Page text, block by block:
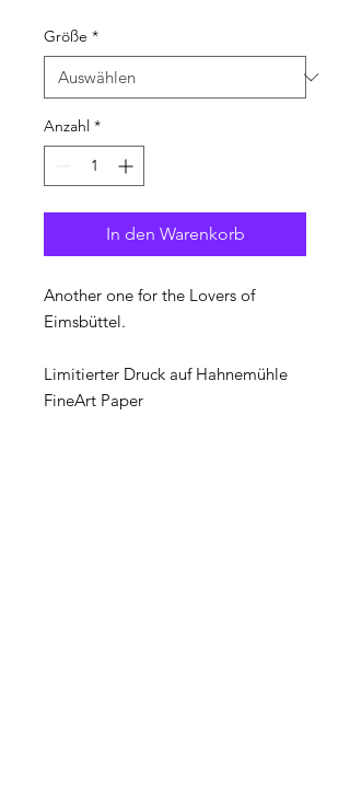
Größe *
Anzahl *
In den Warenkorb
Another one for the Lovers of
Eimsbüttel.
Limitierter Druck auf Hahnemühle
FineArt Paper